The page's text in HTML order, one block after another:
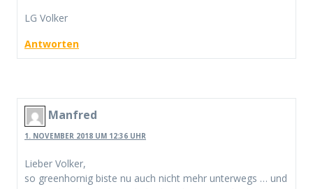
LG Volker
Antworten
Manfred
1. NOVEMBER 2018 UM 12:36 UHR
Lieber Volker,
so greenhornig biste nu auch nicht mehr unterwegs … und